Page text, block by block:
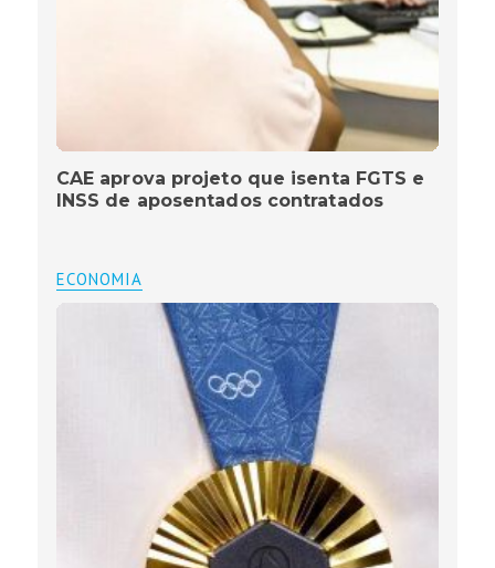
CAE aprova projeto que isenta FGTS e
INSS de aposentados contratados
ECONOMIA